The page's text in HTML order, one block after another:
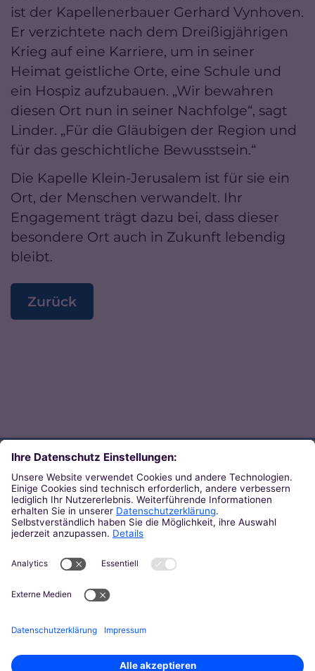
ist der Kapellenerbauer Gerhard Vynhoven.
Er verzichtete nach dem Dreißigjährigen
Krieg auf eine Karriere, um in seiner
Heimat geistliche Orte, eine Schule und
ein Hospiz aufzubauen. „Wir bewahren
diesen Ort nun in seiner Nachfolge“, sagt
Linder. „Für die Gläubigen der Region und
für das geschichtliche Bewusstsein.“
Die Kapelle Klein-Jerusalem ist für sie ein
Ort, der Menschen verwandelt. Ihr
Engagement trägt dazu bei, dass dieser
besondere Ort auch in Zukunft lebendig
bleibt.
Zurück
Direkt zum Thema
Zu den Orten von Kirche
Zu den Pastoralen Räumen
Weiterführende Links
Zum Newsletter des Bistums
Zur KirchenZeitung